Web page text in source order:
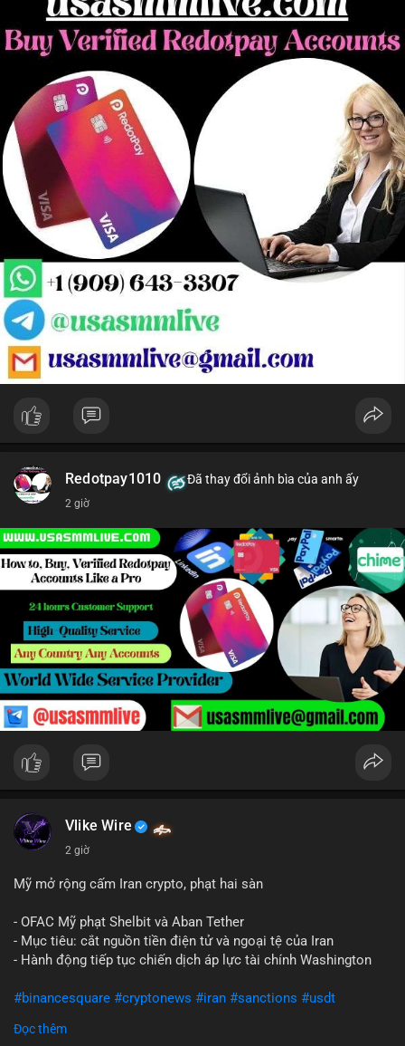
Redotpay1010 Đã thay đổi ảnh bìa của anh ấy
2 giờ
Vlike Wire
2 giờ
Mỹ mở rộng cấm Iran crypto, phạt hai sàn
- OFAC Mỹ phạt Shelbit và Aban Tether
- Mục tiêu: cắt nguồn tiền điện tử và ngoại tệ của Iran
- Hành động tiếp tục chiến dịch áp lực tài chính Washington
#binancesquare #cryptonews #iran #sanctions #usdt
$usdt
Đọc thêm